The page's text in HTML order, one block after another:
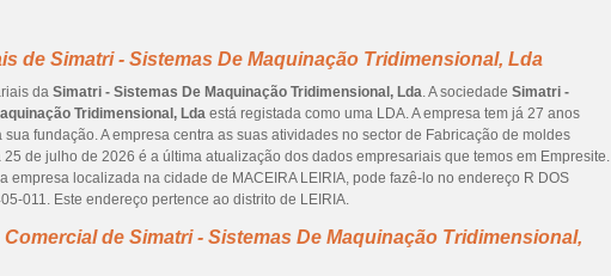
de Simatri - Sistemas De Maquinação Tridimensional, Lda
da Simatri - Sistemas De Maquinação Tridimensional, Lda. A sociedade Simatri -
Tridimensional, Lda está registada como uma LDA. A empresa tem já 27 anos
sua fundação. A empresa centra as suas atividades no sector de Fabricação de moldes
25 de julho de 2026 é a última atualização dos dados empresariais que temos em Empresite.
empresa localizada na cidade de MACEIRA LEIRIA, pode fazê-lo no endereço R DOS
011. Este endereço pertence ao distrito de LEIRIA.
de Simatri - Sistemas De Maquinação Tridimensional,